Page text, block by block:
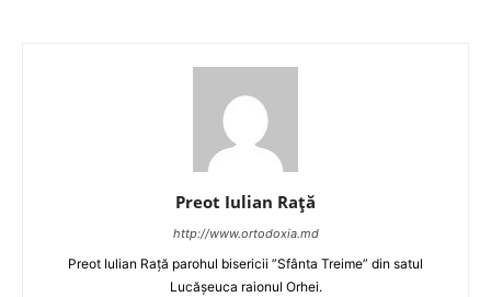
Preot Iulian Raţă
http://www.ortodoxia.md
Preot Iulian Rață parohul bisericii ”Sfânta Treime” din satul
Lucășeuca raionul Orhei.